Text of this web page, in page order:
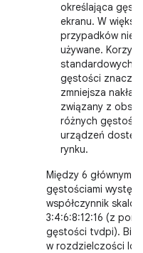
określająca
ekranu. W
przypadków nie
używane.
standardowych
gęstości
zmniejsza
związany z
różnych gęstości
urządzeń
rynku.
Między 6 głównymi
gęstościami
współczynnik
3:4:6:8:12:16 (z
gęstości tvdpi).
w rozdzielczości